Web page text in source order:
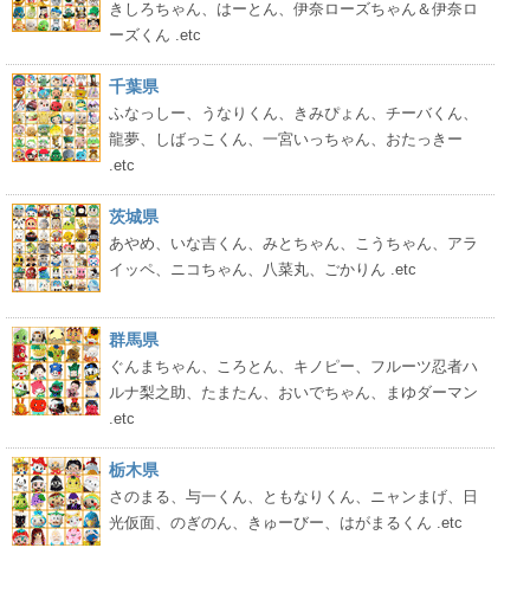
きしろちゃん、はーとん、伊奈ローズちゃん＆伊奈ロ
ーズくん .etc
千葉県
ふなっしー、うなりくん、きみぴょん、チーバくん、
龍夢、しばっこくん、一宮いっちゃん、おたっきー
.etc
茨城県
あやめ、いな吉くん、みとちゃん、こうちゃん、アラ
イッペ、ニコちゃん、八菜丸、ごかりん .etc
群馬県
ぐんまちゃん、ころとん、キノピー、フルーツ忍者ハ
ルナ梨之助、たまたん、おいでちゃん、まゆダーマン
.etc
栃木県
さのまる、与一くん、ともなりくん、ニャンまげ、日
光仮面、のぎのん、きゅーびー、はがまるくん .etc